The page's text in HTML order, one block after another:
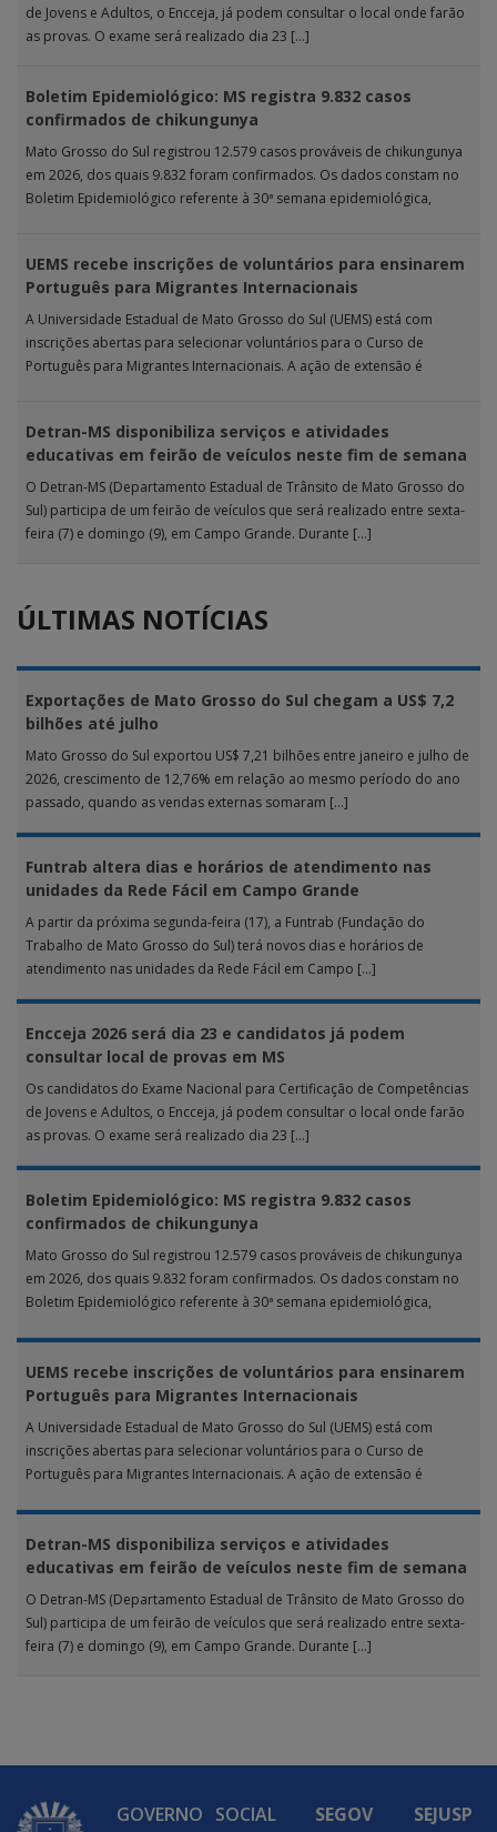
de Jovens e Adultos, o Encceja, já podem consultar o local onde farão
as provas. O exame será realizado dia 23 […]
Boletim Epidemiológico: MS registra 9.832 casos
confirmados de chikungunya
Mato Grosso do Sul registrou 12.579 casos prováveis de chikungunya
em 2026, dos quais 9.832 foram confirmados. Os dados constam no
Boletim Epidemiológico referente à 30ª semana epidemiológica,
UEMS recebe inscrições de voluntários para ensinarem
Português para Migrantes Internacionais
A Universidade Estadual de Mato Grosso do Sul (UEMS) está com
inscrições abertas para selecionar voluntários para o Curso de
Português para Migrantes Internacionais. A ação de extensão é
Detran-MS disponibiliza serviços e atividades
educativas em feirão de veículos neste fim de semana
O Detran-MS (Departamento Estadual de Trânsito de Mato Grosso do
Sul) participa de um feirão de veículos que será realizado entre sexta-
feira (7) e domingo (9), em Campo Grande. Durante […]
ÚLTIMAS NOTÍCIAS
Exportações de Mato Grosso do Sul chegam a US$ 7,2
bilhões até julho
Mato Grosso do Sul exportou US$ 7,21 bilhões entre janeiro e julho de
2026, crescimento de 12,76% em relação ao mesmo período do ano
passado, quando as vendas externas somaram […]
Funtrab altera dias e horários de atendimento nas
unidades da Rede Fácil em Campo Grande
A partir da próxima segunda-feira (17), a Funtrab (Fundação do
Trabalho de Mato Grosso do Sul) terá novos dias e horários de
atendimento nas unidades da Rede Fácil em Campo […]
Encceja 2026 será dia 23 e candidatos já podem
consultar local de provas em MS
Os candidatos do Exame Nacional para Certificação de Competências
de Jovens e Adultos, o Encceja, já podem consultar o local onde farão
as provas. O exame será realizado dia 23 […]
Boletim Epidemiológico: MS registra 9.832 casos
confirmados de chikungunya
Mato Grosso do Sul registrou 12.579 casos prováveis de chikungunya
em 2026, dos quais 9.832 foram confirmados. Os dados constam no
Boletim Epidemiológico referente à 30ª semana epidemiológica,
UEMS recebe inscrições de voluntários para ensinarem
Português para Migrantes Internacionais
A Universidade Estadual de Mato Grosso do Sul (UEMS) está com
inscrições abertas para selecionar voluntários para o Curso de
Português para Migrantes Internacionais. A ação de extensão é
Detran-MS disponibiliza serviços e atividades
educativas em feirão de veículos neste fim de semana
O Detran-MS (Departamento Estadual de Trânsito de Mato Grosso do
Sul) participa de um feirão de veículos que será realizado entre sexta-
feira (7) e domingo (9), em Campo Grande. Durante […]
GOVERNO SOCIAL
SEGOV
SEJUSP